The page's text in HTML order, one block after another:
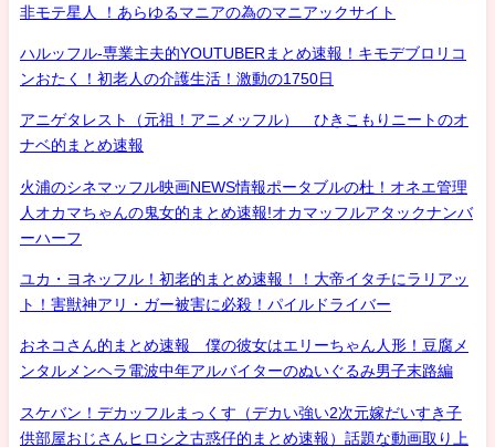
非モテ星人 ！あらゆるマニアの為のマニアックサイト
ハルッフル-専業主夫的YOUTUBERまとめ速報！キモデブロリコ
ンおたく！初老人の介護生活！激動の1750日
アニゲタレスト（元祖！アニメッフル） ひきこもりニートのオ
ナベ的まとめ速報
火浦のシネマッフル映画NEWS情報ポータブルの杜！オネエ管理
人オカマちゃんの鬼女的まとめ速報!オカマッフルアタックナンバ
ーハーフ
ユカ・ヨネッフル！初老的まとめ速報！！大帝イタチにラリアッ
ト！害獣神アリ・ガー被害に必殺！パイルドライバー
おネコさん的まとめ速報 僕の彼女はエリーちゃん人形！豆腐メ
ンタルメンヘラ電波中年アルバイターのぬいぐるみ男子末路編
スケバン！デカッフルまっくす（デカい強い2次元嫁だいすき子
供部屋おじさんヒロシ之古惑仔的まとめ速報）話題な動画取り上